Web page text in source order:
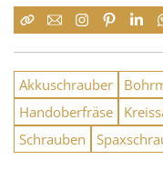
Akkuschrauber
Handoberfräse
Schrauben